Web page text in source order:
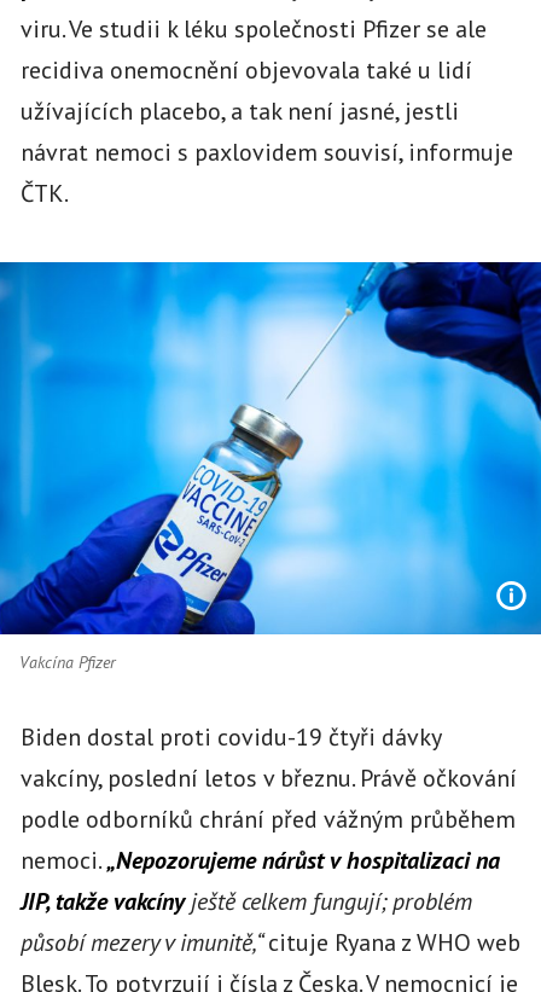
viru. Ve studii k léku společnosti Pfizer se ale
recidiva onemocnění objevovala také u lidí
užívajících placebo, a tak není jasné, jestli
návrat nemoci s paxlovidem souvisí, informuje
ČTK.
Vakcína Pfizer
Biden dostal proti covidu-19 čtyři dávky
vakcíny, poslední letos v březnu. Právě očkování
podle odborníků chrání před vážným průběhem
nemoci.„Nepozorujeme nárůst v hospitalizaci na
JIP, takže vakcínyještě celkem fungují; problém
působí mezery v imunitě,“cituje Ryana z WHO web
Blesk. To potvrzují i čísla z Česka. V nemocnicí je